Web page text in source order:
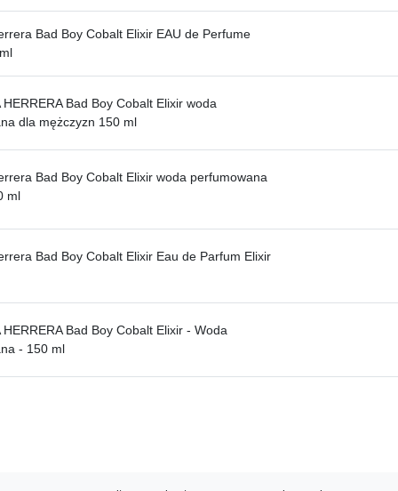
Bad Boy Cobalt Elixir EAU de Perfume
HERRERA Bad Boy Cobalt Elixir woda
dla mężczyzn 150 ml
Bad Boy Cobalt Elixir woda perfumowana
ml
Bad Boy Cobalt Elixir Eau de Parfum Elixir
HERRERA Bad Boy Cobalt Elixir - Woda
- 150 ml